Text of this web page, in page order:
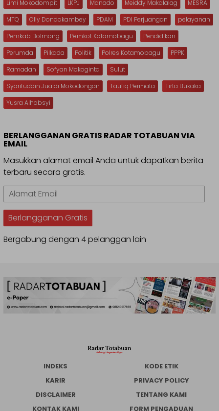
Limi Mokodompit
LKPJ Manado Meiddy Makalalag
MESRA
MTQ
Olly Dondokambey PDAM PDI Perjuangan
pelayanan
Pemkab Bolmong
Pemkot Kotamobagu
Pendidikan
Perumda
Pilkada Politik Polres Kotamobagu
PPPK
Ramadan
Sofyan Mokoginta
Sulut
Syarifuddin Juaidi Mokodongan
Taufiq Permata
Tirta Bukaka
Yusra Alhabsyi
BERLANGGANAN GRATIS RADAR TOTABUAN VIA
EMAIL
Masukkan alamat email Anda untuk dapatkan berita
terbaru secara gratis.
Alamat
Email
Berlangganan Gratis
Bergabung dengan 4 pelanggan lain
INDEKS
KODE ETIK
KARIR
PRIVACY POLICY
DISCLAIMER
TENTANG KAMI
KONTAK KAMI
FORM PENGADUAN